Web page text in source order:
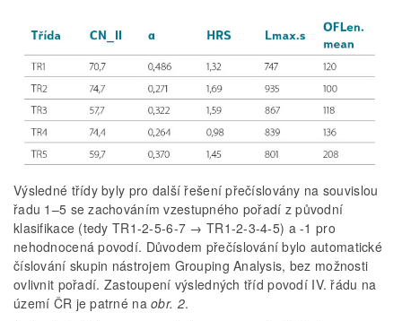
Výsledné třídy byly pro další řešení přečíslovány na souvislou
řadu 1–5 se zachováním vzestupného pořadí z původní
klasifikace (tedy TR1-2-5-6-7 → TR1-2-3-4-5) a -1 pro
nehodnocená povodí. Důvodem přečíslování bylo automatické
číslování skupin nástrojem Grouping Analysis, bez možnosti
ovlivnit pořadí. Zastoupení výsledných tříd povodí IV. řádu na
území ČR je patrné naobr. 2.